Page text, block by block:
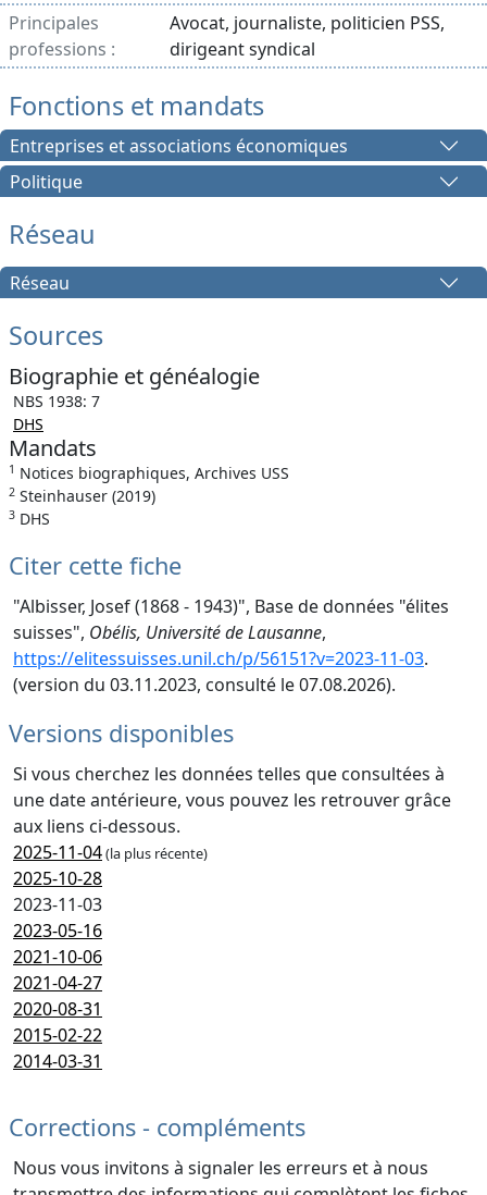
Principales
professions :
Avocat, journaliste, politicien PSS,
dirigeant syndical
Fonctions et mandats
Entreprises et associations économiques
Politique
Réseau
Réseau
Sources
Biographie et généalogie
NBS 1938: 7
DHS
Mandats
1 Notices biographiques, Archives USS
2 Steinhauser (2019)
3 DHS
Citer cette fiche
"Albisser, Josef (1868 - 1943)", Base de données "élites
suisses", Obélis, Université de Lausanne,
https://elitessuisses.unil.ch/p/56151?v=2023-11-03.
(version du 03.11.2023, consulté le 07.08.2026).
Versions disponibles
Si vous cherchez les données telles que consultées à
une date antérieure, vous pouvez les retrouver grâce
aux liens ci-dessous.
2025-11-04(la plus récente)
2025-10-28
2023-11-03
2023-05-16
2021-10-06
2021-04-27
2020-08-31
2015-02-22
2014-03-31
Corrections - compléments
Nous vous invitons à signaler les erreurs et à nous